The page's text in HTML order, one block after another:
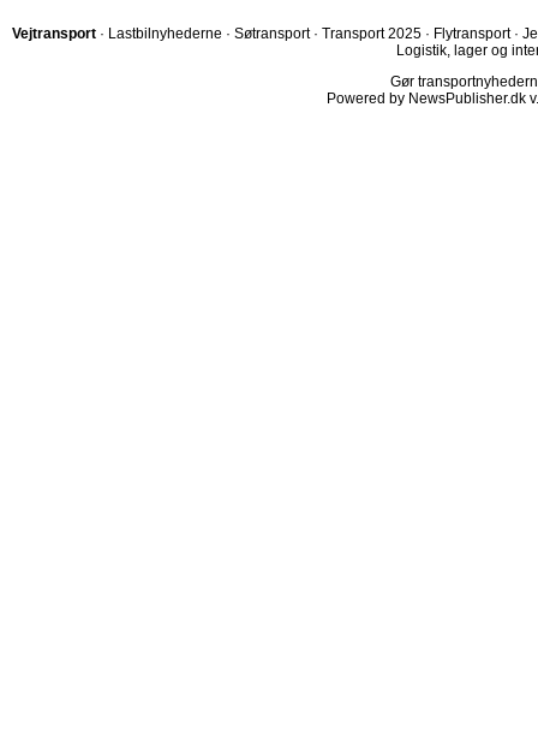
Vejtransport · Lastbilnyhederne · Søtransport · Transport 2025 · Flytransport ·
Logistik, lager og
Gør
Powered by NewsPublisher.dk